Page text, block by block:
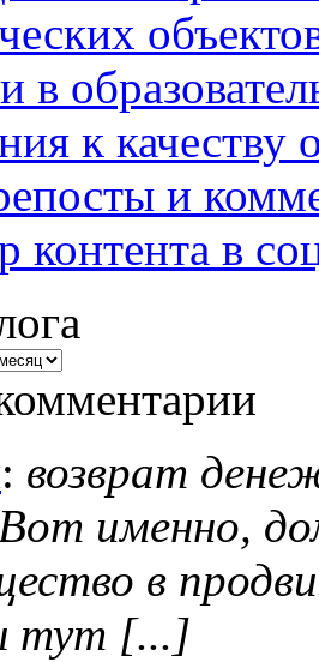
в
к качеству
и
контента в
: возврат
Вот именно,
в
тут [...]